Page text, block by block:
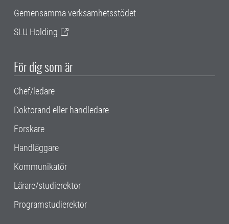
Gemensamma verksamhetsstödet
SLU Holding
För dig som är
Chef/ledare
Doktorand eller handledare
Forskare
Handläggare
Kommunikatör
Lärare/studierektor
Programstudierektor